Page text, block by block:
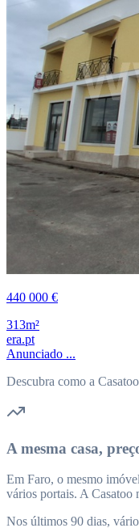
440 000 €
313m²
era.pt
Anunciado ...
Descubra como a
A mesma casa,
Em Faro, o mesmo
vários portais. A Casatoo
Nos últimos 90 dias,